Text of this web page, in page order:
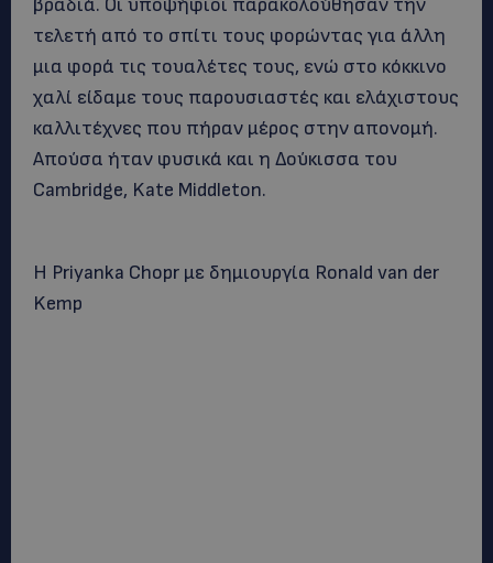
βραδιά. Οι υποψήφιοι παρακολούθησαν την
τελετή από το σπίτι τους φορώντας για άλλη
μια φορά τις τουαλέτες τους, ενώ στο κόκκινο
χαλί είδαμε τους παρουσιαστές και ελάχιστους
καλλιτέχνες που πήραν μέρος στην απονομή.
Απούσα ήταν φυσικά και η Δούκισσα του
Cambridge, Kate Middleton.
Η Priyanka Chopr με δημιουργία Ronald van der
Kemp